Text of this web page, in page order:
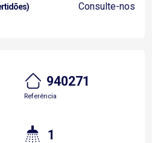
Consulte-nos
940271
Referência
1